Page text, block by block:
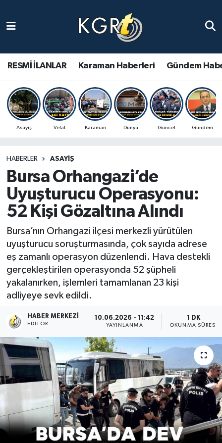
RESMİ İLANLAR Karaman Haberleri Gündem
Asayiş Vefat Karaman Dünya Güncel Gündem
HABERLER ASAYIŞ
Bursa Orhangazi’de
Uyuşturucu Operasyonu:
52 Kişi Gözaltına Alındı
Bursa’nın Orhangazi ilçesi merkezli yürütülen
uyuşturucu soruşturmasında, çok sayıda adrese
eş zamanlı operasyon düzenlendi. Hava destekli
gerçekleştirilen operasyonda 52 şüpheli
yakalanırken, işlemleri tamamlanan 23 kişi
adliyeye sevk edildi.
HABER MERKEZI
EDITÖR
10.06.2026 - 11:42
YAYINLANMA
1 DK
OKUNMA SÜRESI
Gündem Haberleri
Güncel Haberler
Spor Haberleri
Ulusal Haberler
Vefat Edenler